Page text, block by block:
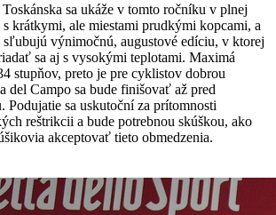
sa ukáže v tomto ročníku v plnej
krátkymi, ale miestami prudkými kopcami, a
sľubujú výnimočnú, augustové edíciu, v ktorej
sa aj s vysokými teplotami. Maximá
stupňov, preto je pre cyklistov dobrou
del Campo sa bude finišovať až pred
Podujatie sa uskutoční za prítomnosti
reštrikcii a bude potrebnou skúškou, ako
akceptovať tieto obmedzenia.